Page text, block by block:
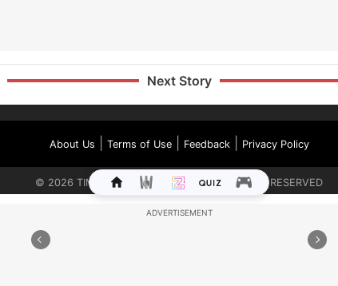
Next Story
About Us Terms of Use| Feedback| Privacy Policy
© 2026 TIMES INTERNET LIMITED. ALL RIGHTS RESERVED